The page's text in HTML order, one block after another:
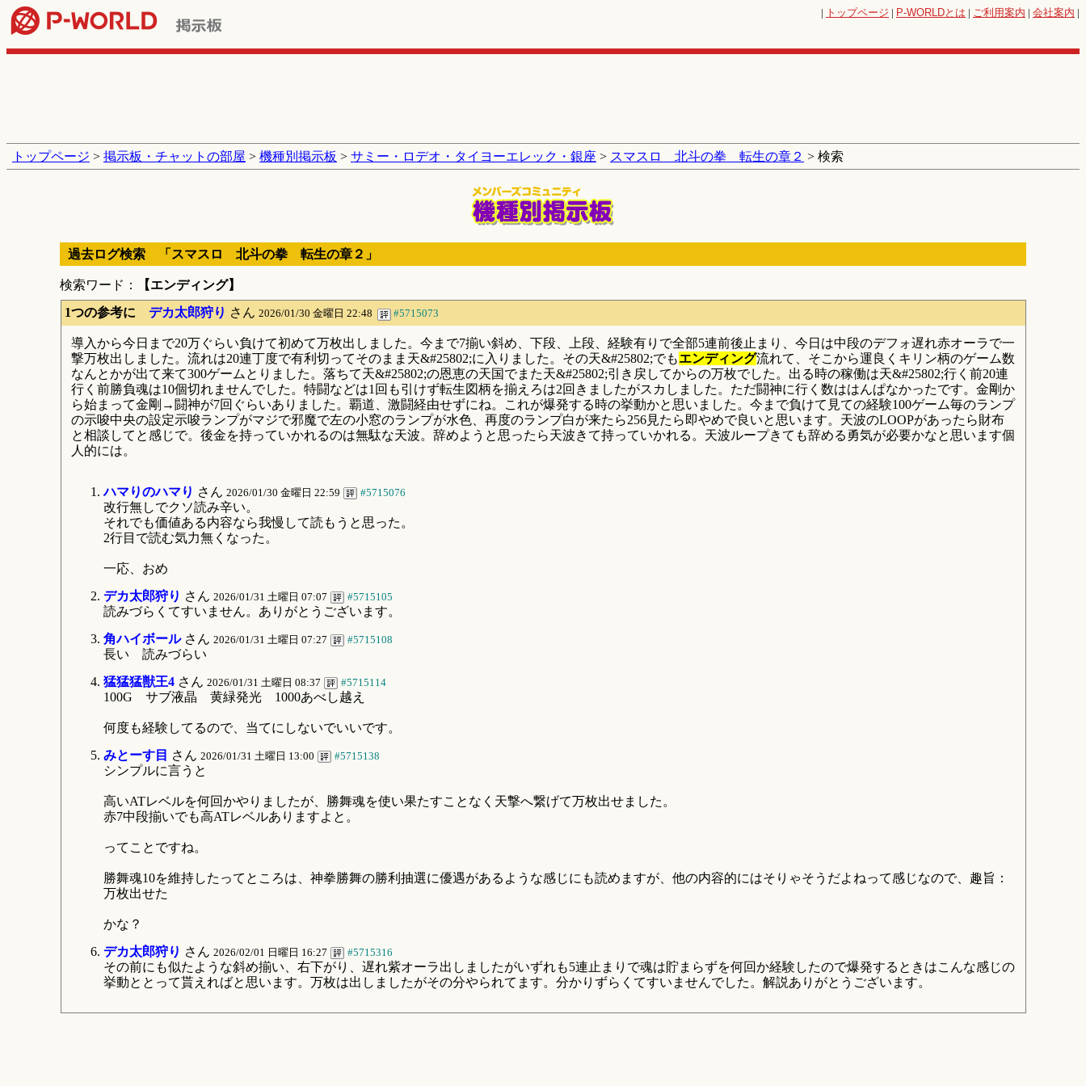
| トップページ | P-WORLDとは | ご利用案内 | 会社案内 |
トップページ > 掲示板・チャットの部屋 > 機種別掲示板 > サミー・ロデオ・タイヨーエレック・銀座 > スマスロ 北斗の拳 転生の章２ > 検索
過去ログ検索 「スマスロ 北斗の拳 転生の章２」
検索ワード：
【エンディング】
1つの参考に デカ太郎狩り さん 2026/01/30 金曜日 22:48 #5715073
導入から今日まで20万ぐらい負けて初めて万枚出しました。今まで7揃い斜め、下段、上段、経験有りで全部5連前後止まり、今日は中段のデフォ遅れ赤オーラで一
撃万枚出しました。流れは20連丁度で有利切ってそのまま天&#25802;に入りました。その天&#25802;でもエンディング流れて、そこから運良くキリン柄のゲーム数
なんとかが出て来て300ゲームとりました。落ちて天&#25802;の恩恵の天国でまた天&#25802;引き戻してからの万枚でした。出る時の稼働は天&#25802;行く前20連
行く前勝負魂は10個切れませんでした。特闘などは1回も引けず転生図柄を揃えろは2回きましたがスカしました。ただ闘神に行く数ははんぱなかったです。金剛か
ら始まって金剛→闘神が7回ぐらいありました。覇道、激闘経由せずにね。これが爆発する時の挙動かと思いました。今まで負けて見ての経験100ゲーム毎のランプ
の示唆中央の設定示唆ランプがマジで邪魔で左の小窓のランプが水色、再度のランプ白が来たら256見たら即やめで良いと思います。天波のLOOPがあったら財布
と相談してと感じで。後金を持っていかれるのは無駄な天波。辞めようと思ったら天波きて持っていかれる。天波ループきても辞める勇気が必要かなと思います個
人的には。
ハマりのハマり さん 2026/01/30 金曜日 22:59 #5715076
改行無しでクソ読み辛い。
それでも価値ある内容なら我慢して読もうと思った。
2行目で読む気力無くなった。
一応、おめ
デカ太郎狩り さん 2026/01/31 土曜日 07:07 #5715105
読みづらくてすいません。ありがとうございます。
角ハイボールさん 2026/01/31 土曜日 07:27 #5715108
長い 読みづらい
猛猛猛獣王4さん 2026/01/31 土曜日 08:37 #5715114
100G サブ液晶 黄緑発光 1000あべし越え
何度も経験してるので、当てにしないでいいです。
みとーす目 さん 2026/01/31 土曜日 13:00 #5715138
シンプルに言うと
高いATレベルを何回かやりましたが、勝舞魂を使い果たすことなく天撃へ繋げて万枚出せました。
赤7中段揃いでも高ATレベルありますよと。
ってことですね。
勝舞魂10を維持したってところは、神拳勝舞の勝利抽選に優遇があるような感じにも読めますが、他の内容的にはそりゃそうだよねって感じなので、趣旨：
万枚出せた
かな？
デカ太郎狩り さん 2026/02/01 日曜日 16:27 #5715316
その前にも似たような斜め揃い、右下がり、遅れ紫オーラ出しましたがいずれも5連止まりで魂は貯まらずを何回か経験したので爆発するときはこんな感じの
挙動ととって貰えればと思います。万枚は出しましたがその分やられてます。分かりずらくてすいませんでした。解説ありがとうございます。